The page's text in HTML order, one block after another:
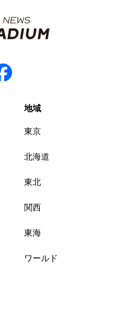
地域
東京
北海道
東北
関西
東海
ワールド